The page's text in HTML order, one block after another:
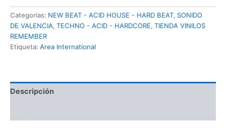
19,90 €.10,90 €.
Categorías: NEW BEAT - ACID HOUSE - HARD BEAT, SONIDO
DE VALENCIA, TECHNO - ACID - HARDCORE, TIENDA VINILOS
REMEMBER
Etiqueta: Area International
Descripción